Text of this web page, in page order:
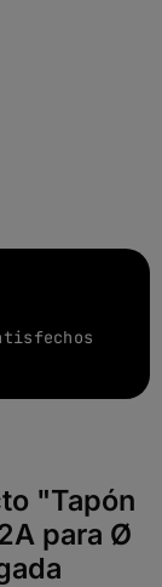
"Tapón
para Ø